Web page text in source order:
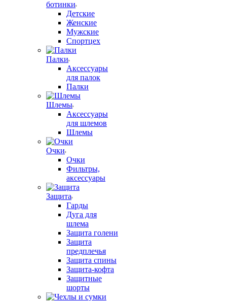
ботинки
Детские
Женские
Мужские
Спортцех
Палки
Аксессуары
для палок
Палки
Шлемы
Аксессуары
для шлемов
Шлемы
Очки
Очки
Фильтры,
аксессуары
Защита
Гарды
Дуга для
шлема
Защита голени
Защита
предплечья
Защита спины
Защита-кофта
Защитные
шорты